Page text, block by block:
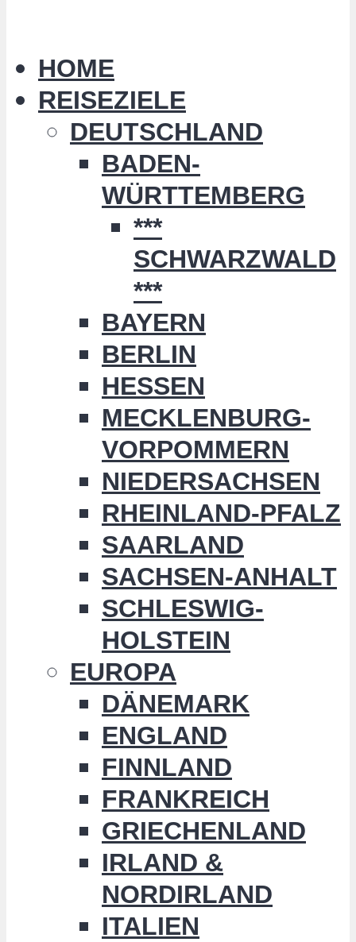
HOME
REISEZIELE
DEUTSCHLAND
BADEN-
WÜRTTEMBERG
***
SCHWARZWALD
***
BAYERN
BERLIN
HESSEN
MECKLENBURG-
VORPOMMERN
NIEDERSACHSEN
RHEINLAND-PFALZ
SAARLAND
SACHSEN-ANHALT
SCHLESWIG-
HOLSTEIN
EUROPA
DÄNEMARK
ENGLAND
FINNLAND
FRANKREICH
GRIECHENLAND
IRLAND &
NORDIRLAND
ITALIEN